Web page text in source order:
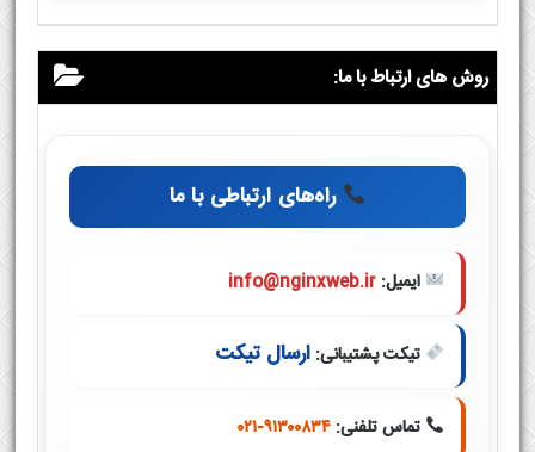
روش های ارتباط با ما:
راه‌های ارتباطی با ما
ایمیل: info@nginxweb.ir
تیکت پشتیبانی: ارسال تیکت
تماس تلفنی: ۰۲۱-۹۱۳۰۰۸۳۴